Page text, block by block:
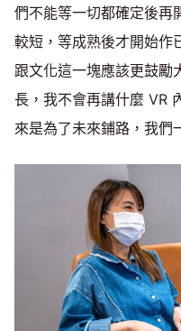
們不能等一切都確定後再
較短，等成熟後才開始作
跟文化這一塊應該更鼓勵
長，我不會再講什麼 VR
來是為了未來鋪路，我們